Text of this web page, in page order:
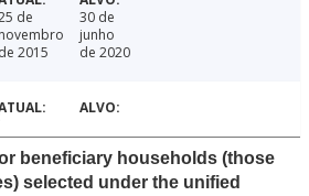
de
novembro
de 2015
30 de
junho
de 2020
beneficiary households (those
selected under the unified